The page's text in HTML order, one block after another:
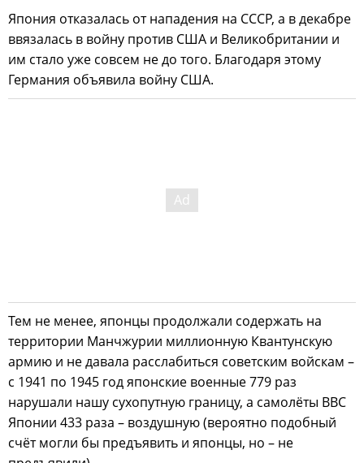
Япония отказалась от нападения на СССР, а в декабре
ввязалась в войну против США и Великобритании и
им стало уже совсем не до того. Благодаря этому
Германия объявила войну США.
Тем не менее, японцы продолжали содержать на
территории Манчжурии миллионную Квантунскую
армию и не давала расслабиться советским войскам –
с 1941 по 1945 год японские военные 779 раз
нарушали нашу сухопутную границу, а самолёты ВВС
Японии 433 раза – воздушную (вероятно подобный
счёт могли бы предъявить и японцы, но – не